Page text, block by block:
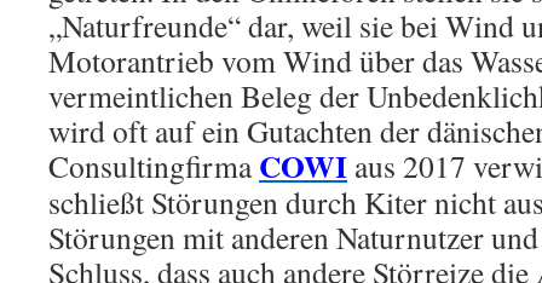
„Naturfreunde“ dar, weil sie bei Wind
Motorantrieb vom Wind über das
vermeintlichen Beleg der
wird oft auf ein Gutachten der
ConsultingfirmaCOWI aus 2017
schließt Störungen durch Kiter nicht
Störungen mit anderen Naturnutzer
Schluss, dass auch andere Störreize